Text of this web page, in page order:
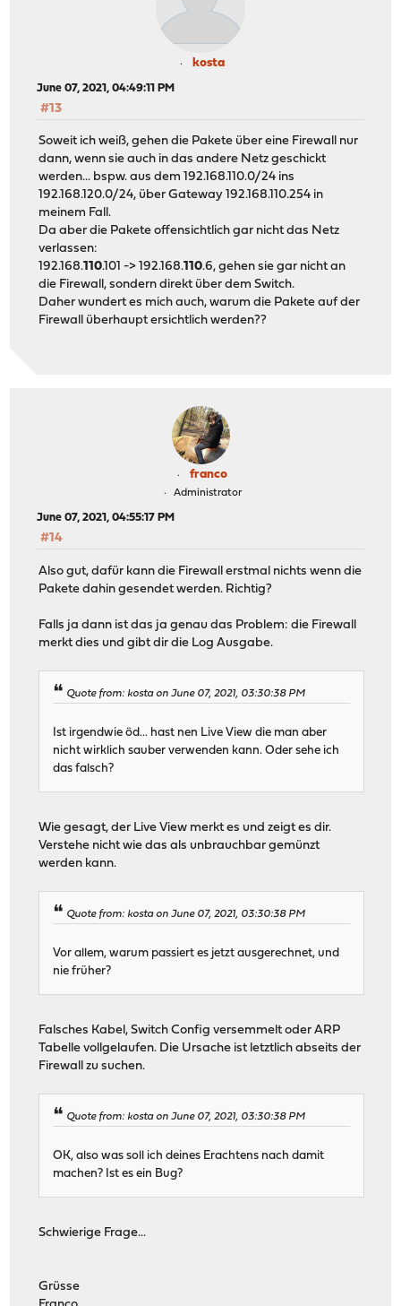
kosta
June 07, 2021, 04:49:11 PM
#13
Soweit ich weiß, gehen die Pakete über eine Firewall nur
dann, wenn sie auch in das andere Netz geschickt
werden... bspw. aus dem 192.168.110.0/24 ins
192.168.120.0/24, über Gateway 192.168.110.254 in
meinem Fall.
Da aber die Pakete offensichtlich gar nicht das Netz
verlassen:
192.168.110.101 -> 192.168.110.6, gehen sie gar nicht an
die Firewall, sondern direkt über dem Switch.
Daher wundert es mich auch, warum die Pakete auf der
Firewall überhaupt ersichtlich werden??
franco
Administrator
June 07, 2021, 04:55:17 PM
#14
Also gut, dafür kann die Firewall erstmal nichts wenn die
Pakete dahin gesendet werden. Richtig?
Falls ja dann ist das ja genau das Problem: die Firewall
merkt dies und gibt dir die Log Ausgabe.
Quote from: kosta on June 07, 2021, 03:30:38 PM
Ist irgendwie öd... hast nen Live View die man aber
nicht wirklich sauber verwenden kann. Oder sehe ich
das falsch?
Wie gesagt, der Live View merkt es und zeigt es dir.
Verstehe nicht wie das als unbrauchbar gemünzt
werden kann.
Quote from: kosta on June 07, 2021, 03:30:38 PM
Vor allem, warum passiert es jetzt ausgerechnet, und
nie früher?
Falsches Kabel, Switch Config versemmelt oder ARP
Tabelle vollgelaufen. Die Ursache ist letztlich abseits der
Firewall zu suchen.
Quote from: kosta on June 07, 2021, 03:30:38 PM
OK, also was soll ich deines Erachtens nach damit
machen? Ist es ein Bug?
Schwierige Frage...
Grüsse